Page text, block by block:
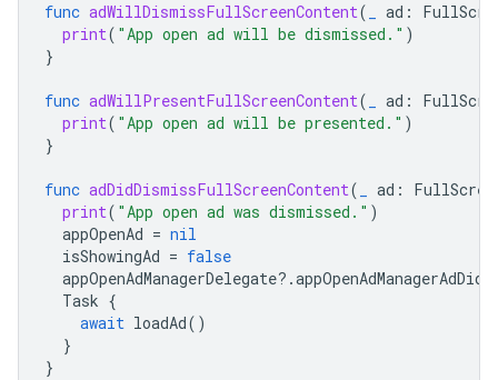
func adWillDismissFullScreenContent( ad :
print( "App open ad will be dismissed." )
}
func adWillPresentFullScreenContent( ad :
print( "App open ad will be presented." )
}
func adDidDismissFullScreenContent( ad :
print( "App open ad was dismissed." )
appOpenAd = nil
isShowingAd = false
appOpenAdManagerDelegate?.
Task {
await loadAd()
}
}